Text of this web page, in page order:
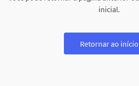
inicial.
Retornar ao início